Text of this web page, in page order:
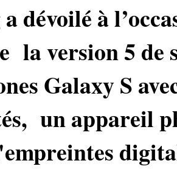
a dévoilé à
la version 5 de
Galaxy S
un appareil